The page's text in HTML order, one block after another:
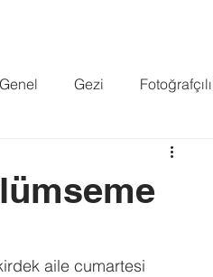
Genel Gezi
aile cumartesi